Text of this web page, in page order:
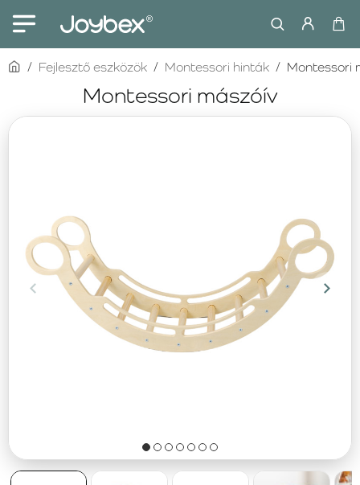
Montessori mászóív
homeFejlesztő eszközök Montessori hinták Montessori